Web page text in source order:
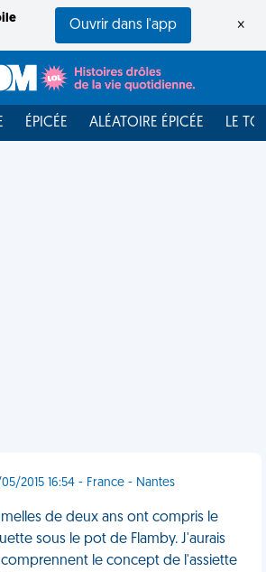
Ouvrir dans l'app ×
ÉPICÉE ALÉATOIRE ÉPICÉE LE
2015 16:54 - France - Nantes
de deux ans ont compris le
sous le pot de Flamby. J'aurais
comprennent le concept de l'assiette